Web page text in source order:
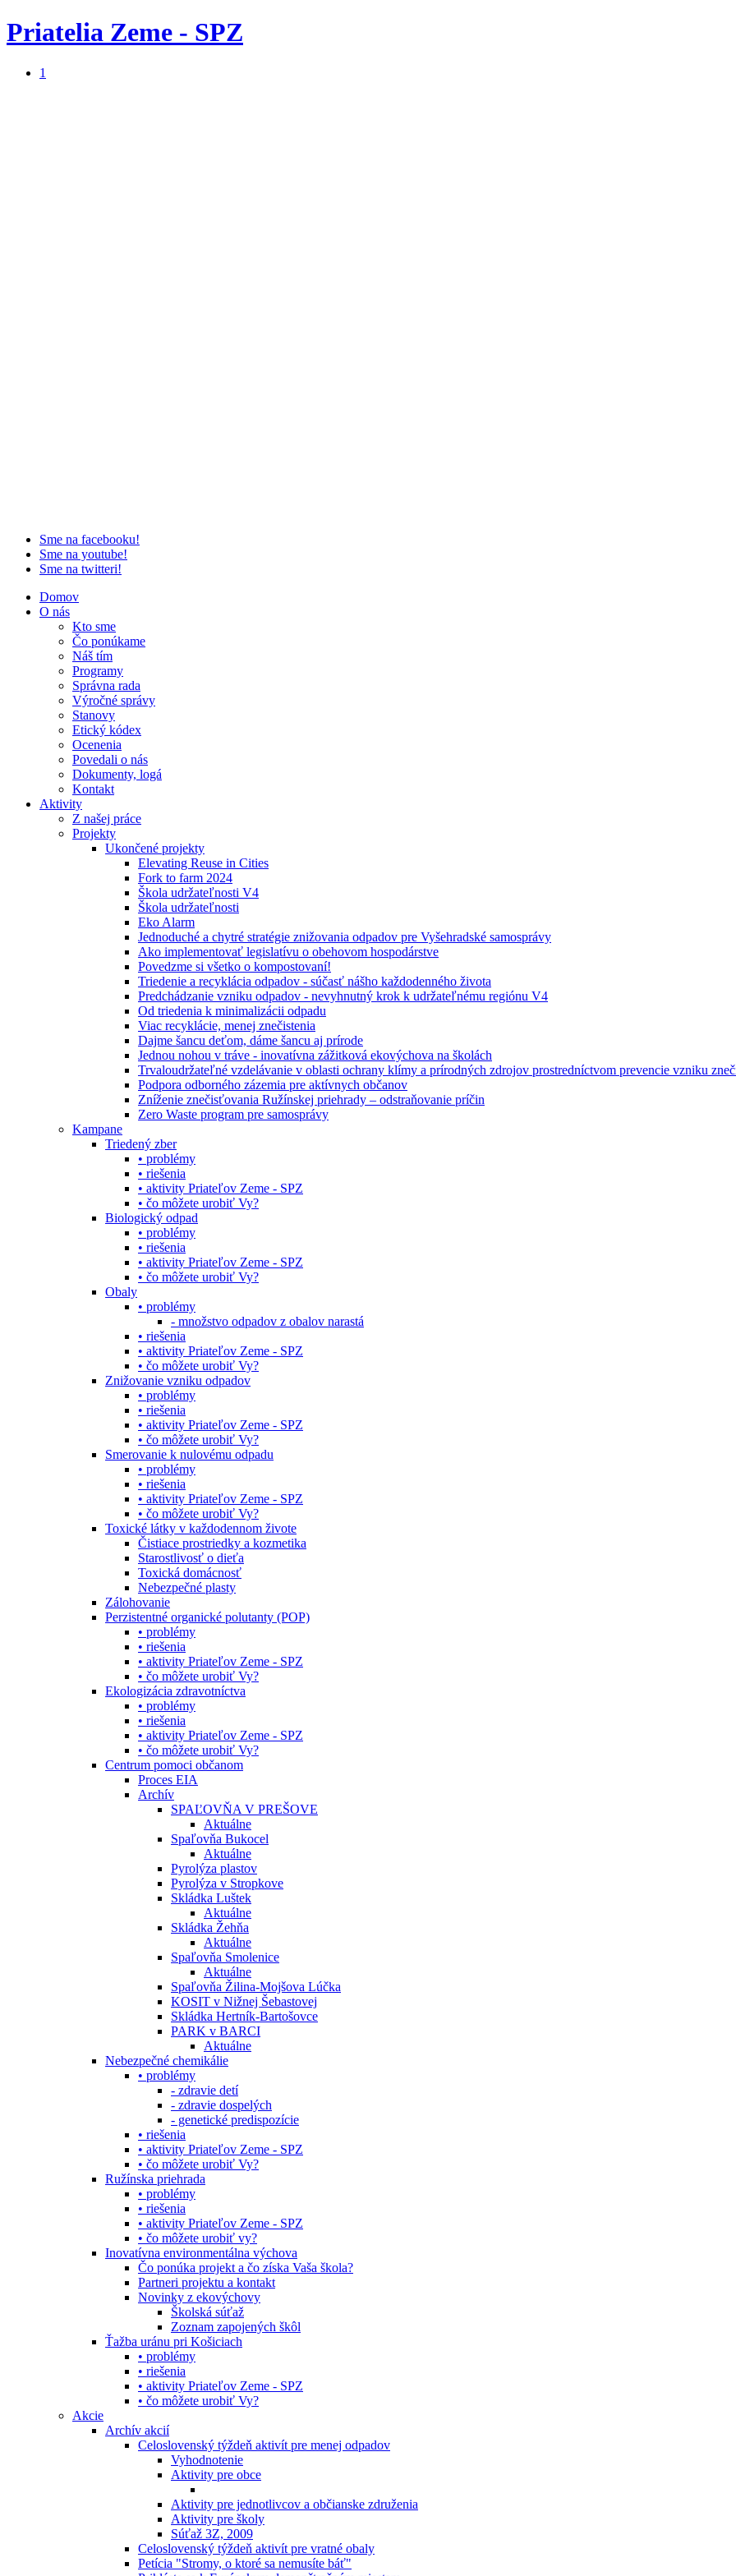
Priatelia Zeme - SPZ
1
Sme na facebooku!
Sme na youtube!
Sme na twitteri!
Domov
O nás
Kto sme
Čo ponúkame
Náš tím
Programy
Správna rada
Výročné správy
Stanovy
Etický kódex
Ocenenia
Povedali o nás
Dokumenty, logá
Kontakt
Aktivity
Z našej práce
Projekty
Ukončené projekty
Elevating Reuse in Cities
Fork to farm 2024
Škola udržateľnosti V4
Škola udržateľnosti
Eko Alarm
Jednoduché a chytré stratégie znižovania odpadov pre Vyšehradské samosprávy
Ako implementovať legislatívu o obehovom hospodárstve
Povedzme si všetko o kompostovaní!
Triedenie a recyklácia odpadov - súčasť nášho každodenného života
Predchádzanie vzniku odpadov - nevyhnutný krok k udržateľnému regiónu V4
Od triedenia k minimalizácii odpadu
Viac recyklácie, menej znečistenia
Dajme šancu deťom, dáme šancu aj prírode
Jednou nohou v tráve - inovatívna zážitková ekovýchova na školách
Trvaloudržateľné vzdelávanie v oblasti ochrany klímy a prírodných zdrojov prostredníctvom prevencie vzniku
Podpora odborného zázemia pre aktívnych občanov
Zníženie znečisťovania Ružínskej priehrady – odstraňovanie príčin
Zero Waste program pre samosprávy
Kampane
Triedený zber
• problémy
• riešenia
• aktivity Priateľov Zeme - SPZ
• čo môžete urobiť Vy?
Biologický odpad
• problémy
• riešenia
• aktivity Priateľov Zeme - SPZ
• čo môžete urobiť Vy?
Obaly
• problémy
- množstvo odpadov z obalov narastá
• riešenia
• aktivity Priateľov Zeme - SPZ
• čo môžete urobiť Vy?
Znižovanie vzniku odpadov
• problémy
• riešenia
• aktivity Priateľov Zeme - SPZ
• čo môžete urobiť Vy?
Smerovanie k nulovému odpadu
• problémy
• riešenia
• aktivity Priateľov Zeme - SPZ
• čo môžete urobiť Vy?
Toxické látky v každodennom živote
Čistiace prostriedky a kozmetika
Starostlivosť o dieťa
Toxická domácnosť
Nebezpečné plasty
Zálohovanie
Perzistentné organické polutanty (POP)
• problémy
• riešenia
• aktivity Priateľov Zeme - SPZ
• čo môžete urobiť Vy?
Ekologizácia zdravotníctva
• problémy
• riešenia
• aktivity Priateľov Zeme - SPZ
• čo môžete urobiť Vy?
Centrum pomoci občanom
Proces EIA
Archív
SPAĽOVŇA V PREŠOVE
Aktuálne
Spaľovňa Bukocel
Aktuálne
Pyrolýza plastov
Pyrolýza v Stropkove
Skládka Luštek
Aktuálne
Skládka Žehňa
Aktuálne
Spaľovňa Smolenice
Aktuálne
Spaľovňa Žilina-Mojšova Lúčka
KOSIT v Nižnej Šebastovej
Skládka Hertník-Bartošovce
PARK v BARCI
Aktuálne
Nebezpečné chemikálie
• problémy
- zdravie detí
- zdravie dospelých
- genetické predispozície
• riešenia
• aktivity Priateľov Zeme - SPZ
• čo môžete urobiť Vy?
Ružínska priehrada
• problémy
• riešenia
• aktivity Priateľov Zeme - SPZ
• čo môžete urobiť vy?
Inovatívna environmentálna výchova
Čo ponúka projekt a čo získa Vaša škola?
Partneri projektu a kontakt
Novinky z ekovýchovy
Školská súťaž
Zoznam zapojených škôl
Ťažba uránu pri Košiciach
• problémy
• riešenia
• aktivity Priateľov Zeme - SPZ
• čo môžete urobiť Vy?
Akcie
Archív akcií
Celoslovenský týždeň aktivít pre menej odpadov
Vyhodnotenie
Aktivity pre obce
Aktivity pre jednotlivcov a občianske združenia
Aktivity pre školy
Súťaž 3Z, 2009
Celoslovenský týždeň aktivít pre vratné obaly
Petícia "Stromy, o ktoré sa nemusíte báť"